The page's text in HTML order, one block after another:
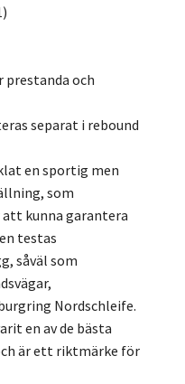
och
separat i rebound
en sportig men
som
att kunna garantera
testas
såväl som
Nordschleife.
en av de bästa
är ett riktmärke för